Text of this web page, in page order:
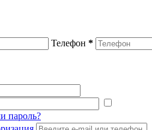
Телефон *
пароль?